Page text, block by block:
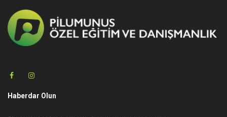
Haberdar Olun